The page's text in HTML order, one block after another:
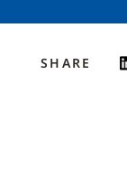
SHARE